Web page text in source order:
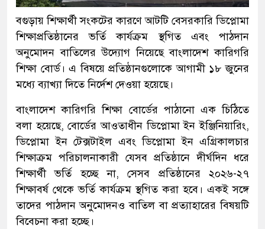
বগুড়ায় শিক্ষার্থী সংকটের কারণে আটটি বেসরকারি ডিপ্লোমা
শিক্ষাপ্রতিষ্ঠানের ভর্তি কার্যক্রম স্থগিত এবং পাঠদান
অনুমোদন বাতিলের উদ্যোগ নিয়েছে বাংলাদেশ কারিগরি
শিক্ষা বোর্ড। এ বিষয়ে প্রতিষ্ঠানগুলোকে আগামী ১৮ জুনের
মধ্যে ব্যাখ্যা দিতে নির্দেশ দেওয়া হয়েছে।
বাংলাদেশ কারিগরি শিক্ষা বোর্ডের পাঠানো এক চিঠিতে
বলা হয়েছে, বোর্ডের আওতাধীন ডিপ্লোমা ইন ইঞ্জিনিয়ারিং,
ডিপ্লোমা ইন টেক্সটাইল এবং ডিপ্লোমা ইন এগ্রিকালচার
শিক্ষাক্রম পরিচালনাকারী যেসব প্রতিষ্ঠানে দীর্ঘদিন ধরে
শিক্ষার্থী ভর্তি হচ্ছে না, সেসব প্রতিষ্ঠানের ২০২৬-২৭
শিক্ষাবর্ষ থেকে ভর্তি কার্যক্রম স্থগিত করা হবে। একই সঙ্গে
তাদের পাঠদান অনুমোদনও বাতিল বা প্রত্যাহারের বিষয়টি
বিবেচনা করা হচ্ছে।